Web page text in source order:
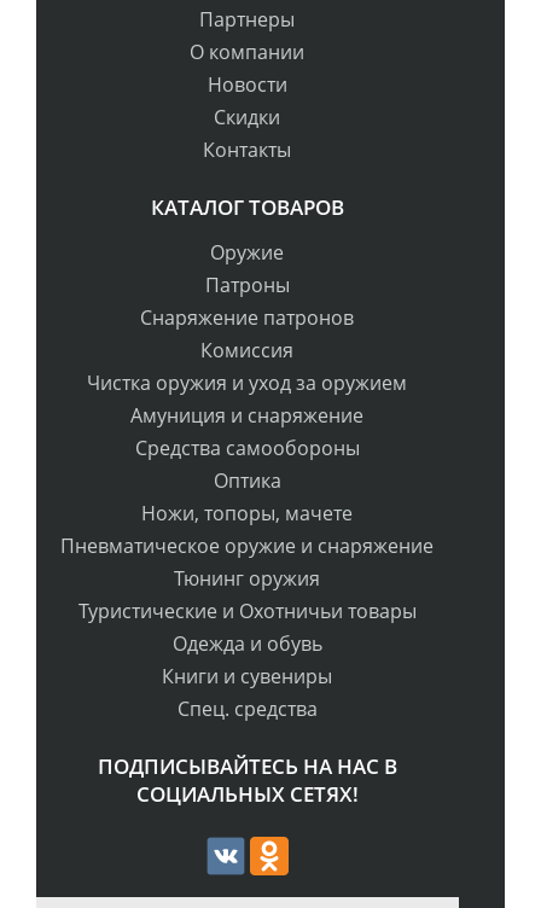
Партнеры
О компании
Новости
Скидки
Контакты
КАТАЛОГ ТОВАРОВ
Оружие
Патроны
Снаряжение патронов
Комиссия
Чистка оружия и уход за оружием
Амуниция и снаряжение
Средства самообороны
Оптика
Ножи, топоры, мачете
Пневматическое оружие и снаряжение
Тюнинг оружия
Туристические и Охотничьи товары
Одежда и обувь
Книги и сувениры
Спец. средства
ПОДПИСЫВАЙТЕСЬ НА НАС В
СОЦИАЛЬНЫХ СЕТЯХ!